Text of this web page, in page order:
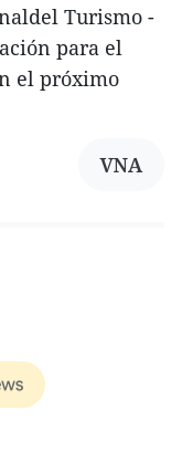
Turismo -
para el
el próximo
VNA